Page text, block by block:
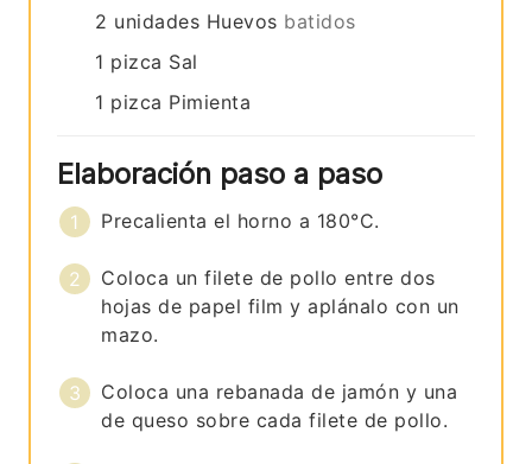
2 unidades Huevos batidos
1 pizca Sal
1 pizca Pimienta
Elaboración paso a paso
Precalienta el horno a 180°C.
Coloca un filete de pollo entre dos
hojas de papel film y aplánalo con un
mazo.
Coloca una rebanada de jamón y una
de queso sobre cada filete de pollo.